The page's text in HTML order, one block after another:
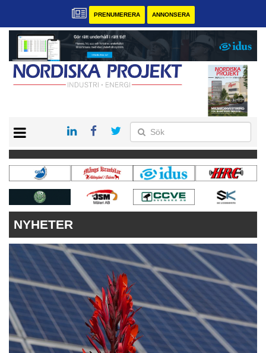
PRENUMERERA ANNONSERA
KONTAKT
VÅRA ANDRA MAGASIN
PRENUMERERA
ANNONSERA
NYHETER